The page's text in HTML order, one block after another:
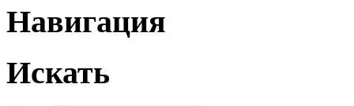
Навигация
Искать